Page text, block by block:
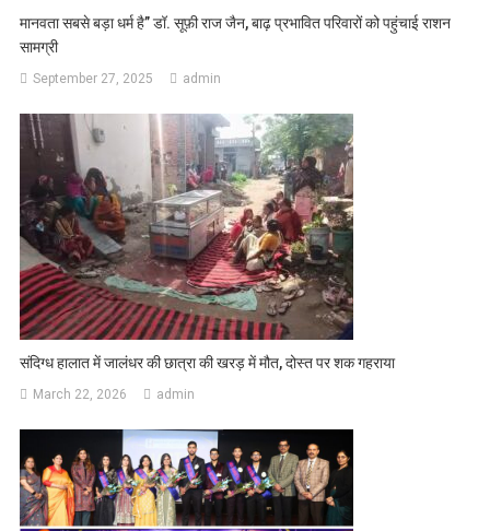
मानवता सबसे बड़ा धर्म है” डॉ. सूफ़ी राज जैन, बाढ़ प्रभावित परिवारों को पहुंचाई राशन
सामग्री
September 27, 2025 admin
संदिग्ध हालात में जालंधर की छात्रा की खरड़ में मौत, दोस्त पर शक गहराया
March 22, 2026 admin